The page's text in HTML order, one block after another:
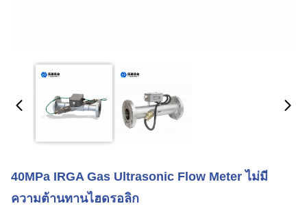
40MPa IRGA Gas Ultrasonic Flow Meter ไม่มี
ความต้านทานไฮดรอลิก